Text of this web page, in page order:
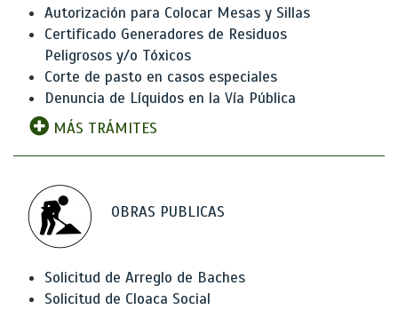
Autorización para Colocar Mesas y Sillas
Certificado Generadores de Residuos
Peligrosos y/o Tóxicos
Corte de pasto en casos especiales
Denuncia de Líquidos en la Vía Pública
MÁS TRÁMITES
OBRAS PUBLICAS
Solicitud de Arreglo de Baches
Solicitud de Cloaca Social